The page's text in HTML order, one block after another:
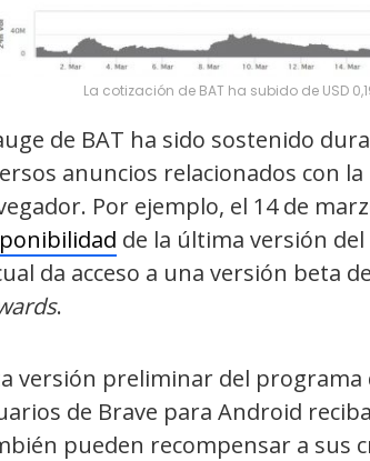
La cotización de BAT ha subido de USD
de BAT ha sido sostenido
anuncios relacionados con
Por ejemplo, el 14 de
de la última versión
da acceso a una versión beta
.
versión preliminar del
de Brave para Android
pueden recompensar a sus